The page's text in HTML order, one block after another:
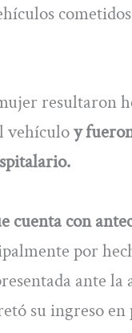
resultaron
vehículoy
cuenta con
por
ante la
su ingreso